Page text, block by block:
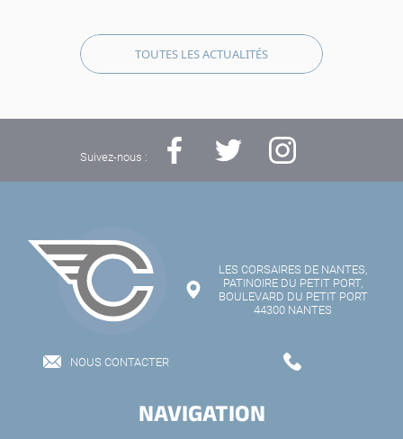
TOUTES LES ACTUALITÉS
Suivez-nous :
LES CORSAIRES DE NANTES,
PATINOIRE DU PETIT PORT,
BOULEVARD DU PETIT PORT
44300 NANTES
NOUS CONTACTER
NAVIGATION